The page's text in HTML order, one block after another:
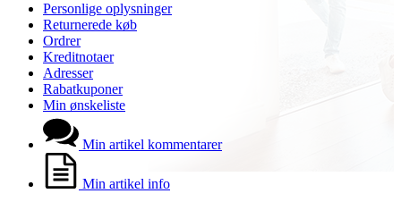
Personlige oplysninger
Returnerede køb
Ordrer
Kreditnotaer
Adresser
Rabatkuponer
Min ønskeliste
Min artikel kommentarer
Min artikel info